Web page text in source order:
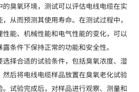
臭氧环境，测试可以评估电线电缆在实
从而预测其使用寿命。在测试过程中，
能、机械性能和电气性能的变化，可以
条件下保持正常的功能和安全性。
择合适的试验条件，包括臭氧浓度、湿
后将电线电缆样品放置在臭氧老化试验
试验完成后，对样品进行观察、测量和